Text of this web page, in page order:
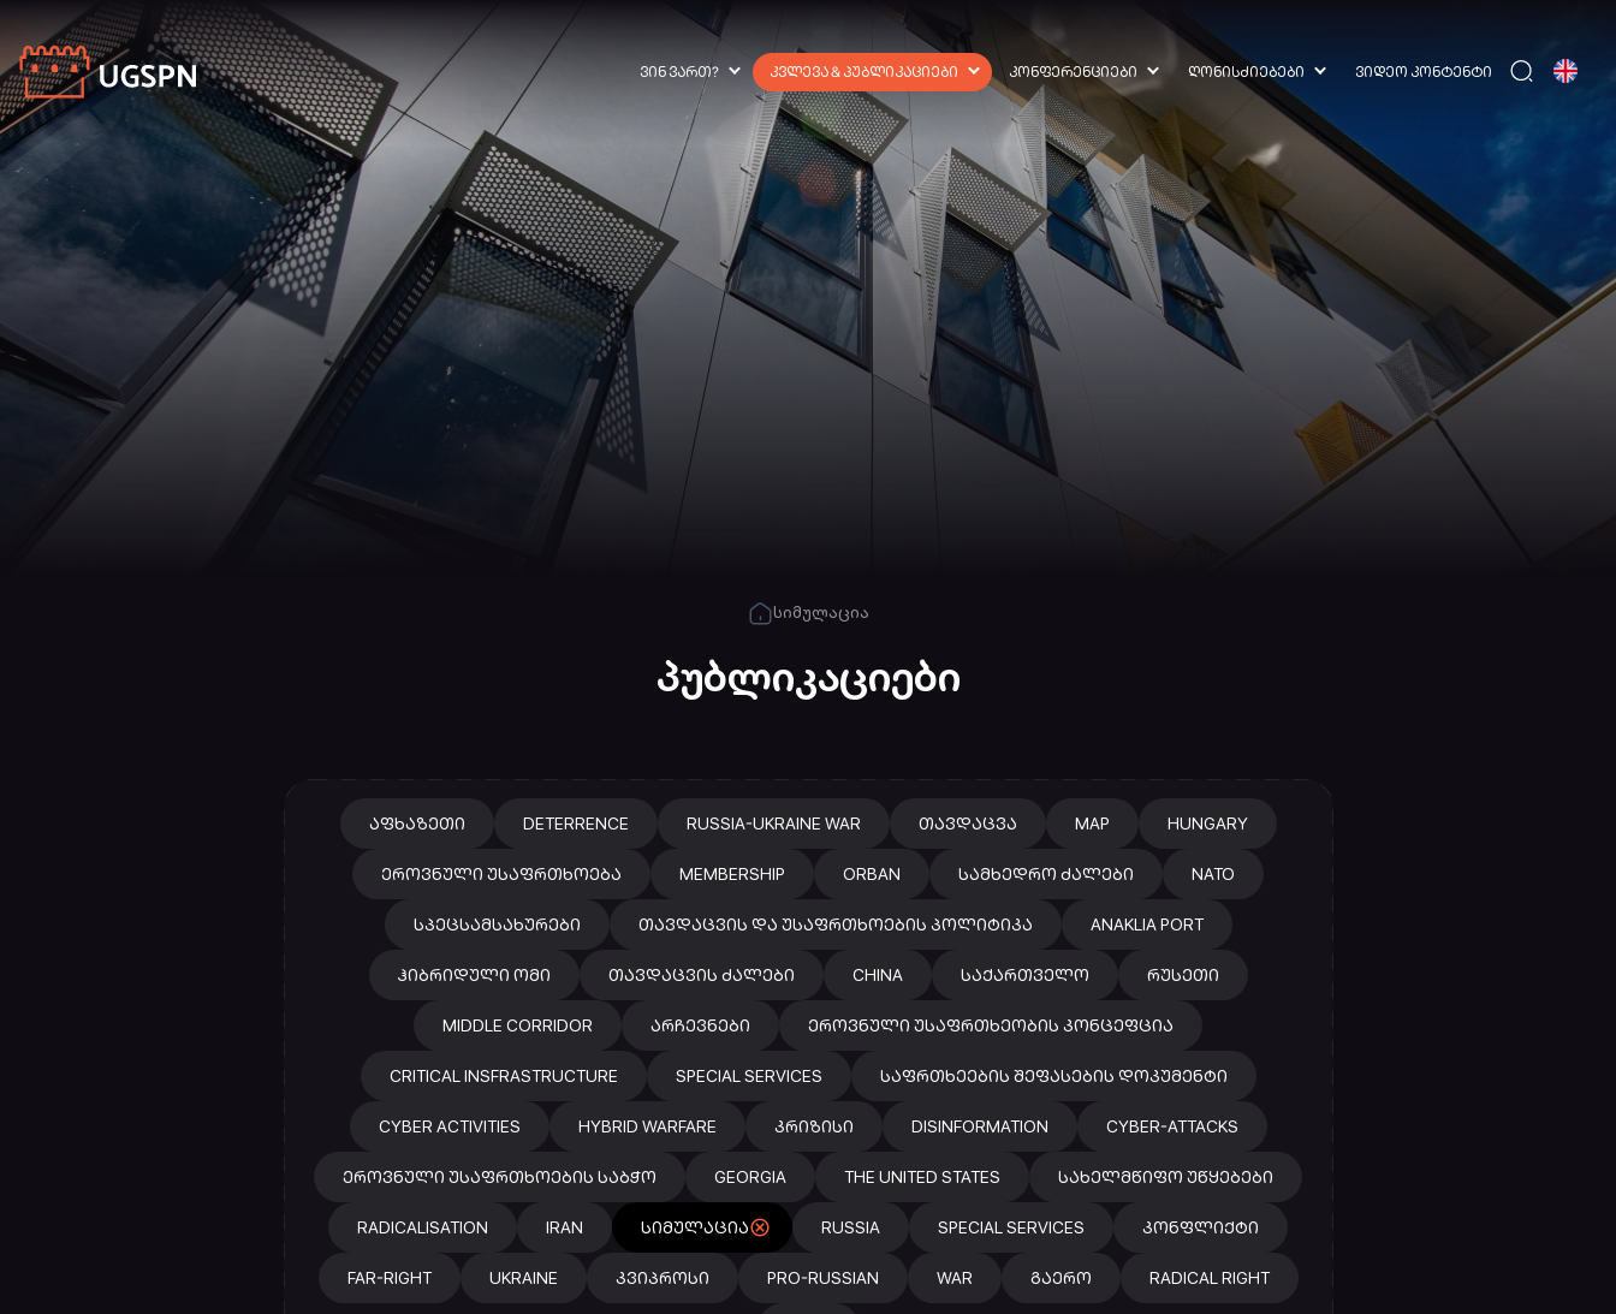
ᲕᲘᲜ ᲕᲐᲠᲗ? ᲙᲕᲚᲔᲕᲐ & ᲞᲣᲑᲚᲘᲙᲐᲪᲘᲔᲑᲘ ᲙᲝᲜᲤᲔᲠᲔᲜᲪᲘᲔᲑᲘ ᲦᲝᲜᲘᲡᲫᲘᲔᲑᲔᲑᲘ ᲕᲘᲓᲔᲝ ᲙᲝᲜᲢᲔᲜᲢᲘ
სიმულაცია
პუბლიკაციები
ᲐᲤᲮᲐᲖᲔᲗᲘ DETERRENCE RUSSIA-UKRAINE WAR ᲗᲐᲕᲓᲐᲪᲕᲐ MAP HUNGARY
ᲔᲠᲝᲕᲜᲣᲚᲘ ᲣᲡᲐᲤᲠᲗᲮᲝᲔᲑᲐ MEMBERSHIP ORBAN ᲡᲐᲛᲮᲔᲓᲠᲝ ᲫᲐᲚᲔᲑᲘ NATO
ᲡᲞᲔᲪᲡᲐᲛᲡᲐᲮᲣᲠᲔᲑᲘ ᲗᲐᲕᲓᲐᲪᲕᲘᲡ ᲓᲐ ᲣᲡᲐᲤᲠᲗᲮᲝᲔᲑᲘᲡ ᲞᲝᲚᲘᲢᲘᲙᲐ ANAKLIA PORT
ᲰᲘᲑᲠᲘᲓᲣᲚᲘ ᲝᲛᲘ ᲗᲐᲕᲓᲐᲪᲕᲘᲡ ᲫᲐᲚᲔᲑᲘ CHINA ᲡᲐᲥᲐᲠᲗᲕᲔᲚᲝ ᲠᲣᲡᲔᲗᲘ
MIDDLE CORRIDOR ᲐᲠᲩᲔᲕᲜᲔᲑᲘ ᲔᲠᲝᲕᲜᲣᲚᲘ ᲣᲡᲐᲤᲠᲗᲮᲔᲝᲑᲘᲡ ᲙᲝᲜᲪᲔᲤᲪᲘᲐ
CRITICAL INSFRASTRUCTURE SPECIAL SERVICES ᲡᲐᲤᲠᲗᲮᲔᲔᲑᲘᲡ ᲨᲔᲤᲐᲡᲔᲑᲘᲡ ᲓᲝᲙᲣᲛᲔᲜᲢᲘ
CYBER ACTIVITIES HYBRID WARFARE ᲙᲠᲘᲖᲘᲡᲘ DISINFORMATION CYBER-ATTACKS
ᲔᲠᲝᲕᲜᲣᲚᲘ ᲣᲡᲐᲤᲠᲗᲮᲝᲔᲑᲘᲡ ᲡᲐᲑᲭᲝ GEORGIA THE UNITED STATES ᲡᲐᲮᲔᲚᲛᲬᲘᲤᲝ ᲣᲬᲧᲔᲑᲔᲑᲘ
RADICALISATION IRAN ᲡᲘᲛᲣᲚᲐᲪᲘᲐ RUSSIA SPECIAL SERVICES ᲙᲝᲜᲤᲚᲘᲥᲢᲘ
FAR-RIGHT UKRAINE ᲙᲕᲘᲞᲠᲝᲡᲘ PRO-RUSSIAN WAR ᲒᲐᲔᲠᲝ RADICAL RIGHT